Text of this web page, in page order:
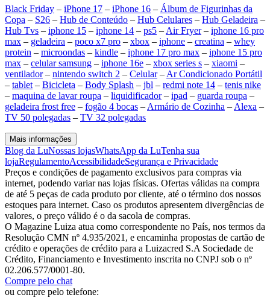
Black Friday – iPhone 17 – iPhone 16 – Álbum de Figurinhas da
Copa – S26 – Hub de Conteúdo – Hub Celulares – Hub Geladeira –
Hub Tvs – iphone 15 – iphone 14 – ps5 – Air Fryer– iphone 16 pro
max – geladeira – poco x7 pro – xbox – iphone – creatina – whey
protein – microondas – kindle – iphone 17 pro max – iphone 15 pro
max – celular samsung – iphone 16e – xbox series s – xiaomi –
ventilador– nintendo switch 2 – Celular– Ar Condicionado Portátil
– tablet – Bicicleta – Body Splash – jbl – redmi note 14 – tenis nike
– maquina de lavar roupa – liquidificador– ipad – guarda roupa –
geladeira frost free – fogão 4 bocas – Armário de Cozinha – Alexa –
TV 50 polegadas – TV 32 polegadas
Mais informações
Blog da LuNossas lojasWhatsApp da LuTenha sua
lojaRegulamentoAcessibilidadeSegurança e Privacidade
Preços e condições de pagamento exclusivos para compras via
internet, podendo variar nas lojas físicas. Ofertas válidas na compra
de até 5 peças de cada produto por cliente, até o término dos nossos
estoques para internet. Caso os produtos apresentem divergências de
valores, o preço válido é o da sacola de compras.
O Magazine Luiza atua como correspondente no País, nos termos da
Resolução CMN nº 4.935/2021, e encaminha propostas de cartão de
crédito e operações de crédito para a Luizacred S.A Sociedade de
Crédito, Financiamento e Investimento inscrita no CNPJ sob o nº
02.206.577/0001-80.
Compre pelo chat
ou compre pelo telefone: